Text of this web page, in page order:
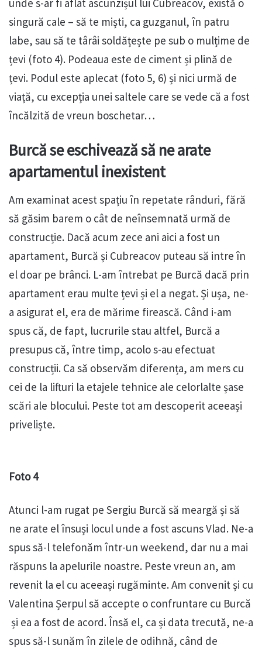
unde s-ar fi aflat ascunzișul lui Cubreacov, există o
singură cale – să te miști, ca guzganul, în patru
labe, sau să te târâi soldățește pe sub o mulțime de
țevi (foto 4). Podeaua este de ciment și plină de
țevi. Podul este aplecat (foto 5, 6) și nici urmă de
viață, cu excepția unei saltele care se vede că a fost
încălzită de vreun boschetar…
Burcă se eschivează să ne arate
apartamentul inexistent
Am examinat acest spațiu în repetate rânduri, fără
să găsim barem o cât de neînsemnată urmă de
construcție. Dacă acum zece ani aici a fost un
apartament, Burcă și Cubreacov puteau să intre în
el doar pe brânci. L-am întrebat pe Burcă dacă prin
apartament erau multe țevi și el a negat. Și ușa, ne-
a asigurat el, era de mărime firească. Când i-am
spus că, de fapt, lucrurile stau altfel, Burcă a
presupus că, între timp, acolo s-au efectuat
construcții. Ca să observăm diferența, am mers cu
cei de la lifturi la etajele tehnice ale celorlalte șase
scări ale blocului. Peste tot am descoperit aceeași
priveliște.
Foto 4
Atunci l-am rugat pe Sergiu Burcă să meargă și să
ne arate el însuși locul unde a fost ascuns Vlad. Ne-a
spus să-l telefonăm într-un weekend, dar nu a mai
răspuns la apelurile noastre. Peste vreun an, am
revenit la el cu aceeași rugăminte. Am convenit și cu
Valentina Șerpul să accepte o confruntare cu Burcă
și ea a fost de acord. Însă el, ca și data trecută, ne-a
spus să-l sunăm în zilele de odihnă, când de